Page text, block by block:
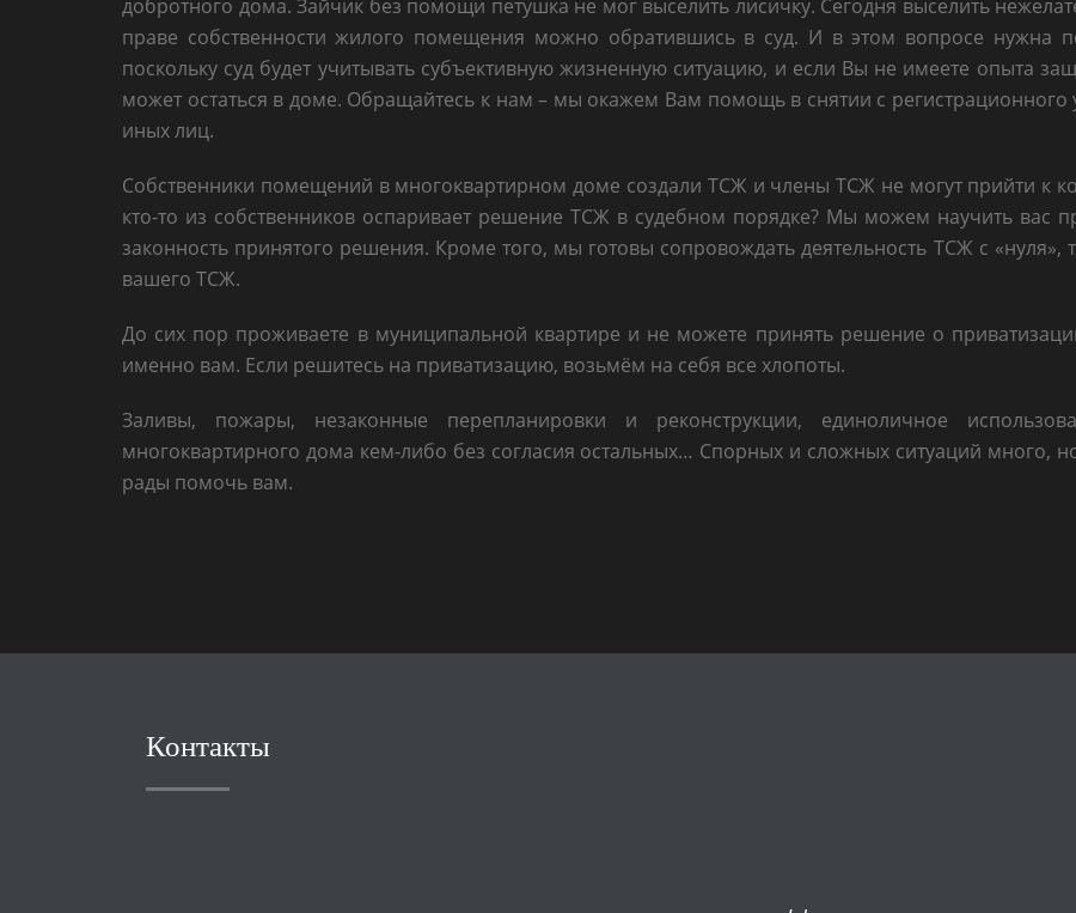
добротного дома. Зайчик без помощи петушка не мог выселить лисичку. Сегодня выселить
праве собственности жилого помещения можно обратившись в суд. И в этом вопросе нужна
поскольку суд будет учитывать субъективную жизненную ситуацию, и если Вы не имеете опыта
может остаться в доме. Обращайтесь к нам – мы окажем Вам помощь в снятии с
иных лиц.
Собственники помещений в многоквартирном доме создали ТСЖ и члены ТСЖ не могут прийти к
кто-то из собственников оспаривает решение ТСЖ в судебном порядке? Мы можем научить вас
законность принятого решения. Кроме того, мы готовы сопровождать деятельность ТСЖ с «нуля»,
вашего ТСЖ.
До сих пор проживаете в муниципальной квартире и не можете принять решение о
именно вам. Если решитесь на приватизацию, возьмём на себя все хлопоты.
Заливы, пожары, незаконные перепланировки и реконструкции, единоличное
многоквартирного дома кем-либо без согласия остальных… Спорных и сложных ситуаций
рады помочь вам.
Контакты